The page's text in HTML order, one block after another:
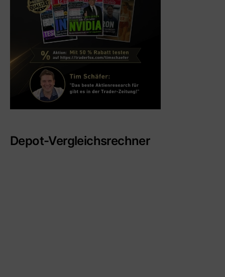
Depot-Vergleichsrechner